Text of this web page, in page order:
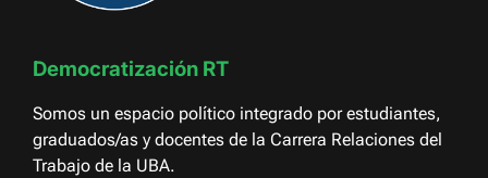
Democratización RT
Somos un espacio político integrado por estudiantes,
graduados/as y docentes de la Carrera Relaciones del
Trabajo de la UBA.